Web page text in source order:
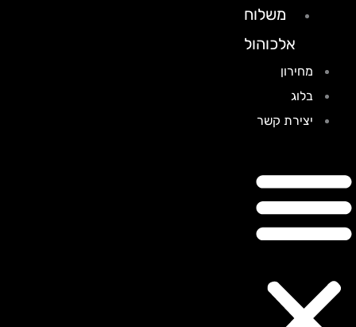
משלוח
אלכוהול
מחירון
בלוג
יצירת קשר